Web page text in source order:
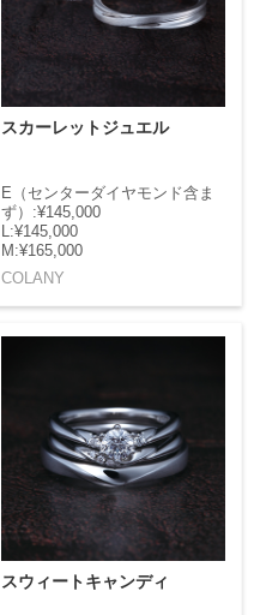
スカーレットジュエル
E（センターダイヤモンド含ま
ず）:¥145,000
L:¥145,000
M:¥165,000
COLANY
スウィートキャンディ